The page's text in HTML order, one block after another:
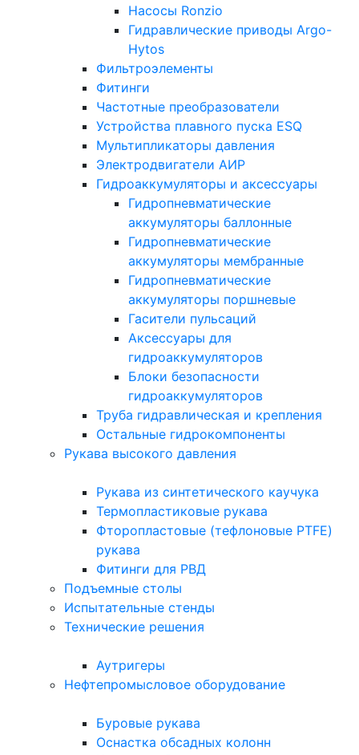
Насосы Ronzio
Гидравлические приводы Argo-
Hytos
Фильтроэлементы
Фитинги
Частотные преобразователи
Устройства плавного пуска ESQ
Мультипликаторы давления
Электродвигатели АИР
Гидроаккумуляторы и аксессуары
Гидропневматические
аккумуляторы баллонные
Гидропневматические
аккумуляторы мембранные
Гидропневматические
аккумуляторы поршневые
Гасители пульсаций
Аксессуары для
гидроаккумуляторов
Блоки безопасности
гидроаккумуляторов
Труба гидравлическая и крепления
Остальные гидрокомпоненты
Рукава высокого давления
Рукава из синтетического каучука
Термопластиковые рукава
Фторопластовые (тефлоновые PTFE)
рукава
Фитинги для РВД
Подъемные столы
Испытательные стенды
Технические решения
Аутригеры
Нефтепромысловое оборудование
Буровые рукава
Оснастка обсадных колонн